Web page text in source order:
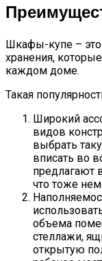
Шкафы-купе –
хранения,
каждом доме.
Такая
Широкий
видов
выбрать
вписать во
предлагают
что тоже
объема
стеллажи,
открытую